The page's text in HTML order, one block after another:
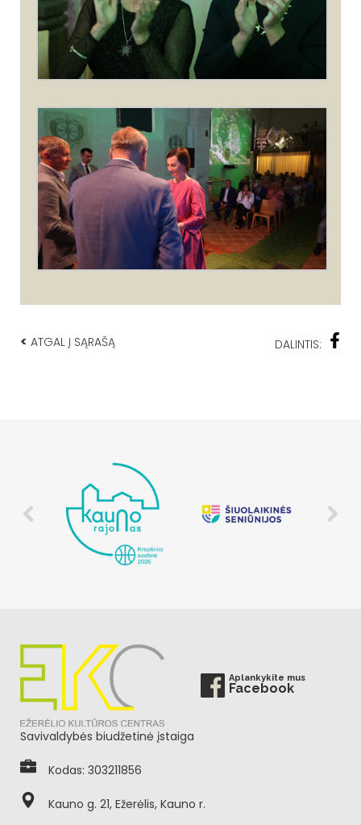
< ATGAL Į SĄRAŠĄ DALINTIS:
Aplankykite mus
Facebook
Savivaldybės biudžetinė įstaiga
Kodas: 303211856
Kauno g. 21, Ežerėlis, Kauno r.